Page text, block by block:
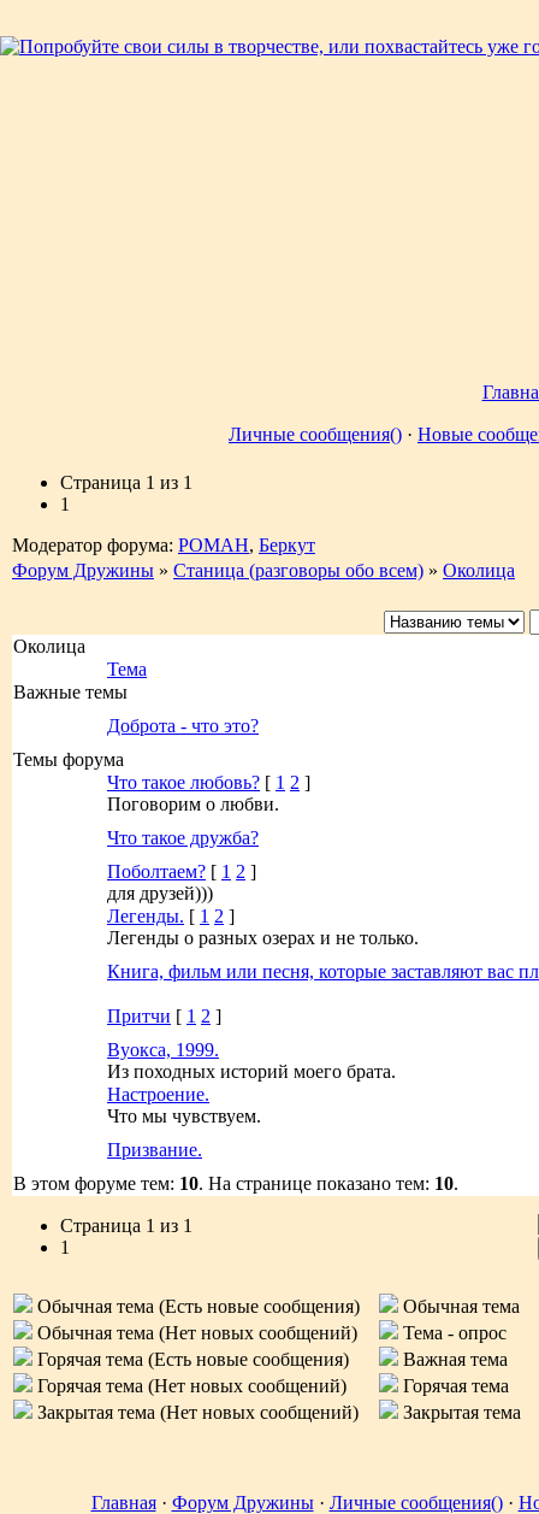
Личные сообщения() · Новые
Страница 1 из 1
1
Модератор форума: РОМАН, Беркут
Форум Дружины » Станица (разговоры обо всем) » Околица
Околица
Тема
Важные темы
Доброта - что это?
Темы форума
Что такое любовь? [ 1 2 ]
Поговорим о любви.
Что такое дружба?
Поболтаем? [ 1 2 ]
для друзей)))
Легенды. [ 1 2 ]
Легенды о разных озерах и не только.
Книга, фильм или песня, которые заставляют вас
Притчи [ 1 2 ]
Вуокса, 1999.
Из походных историй моего брата.
Настроение.
Что мы чувствуем.
Призвание.
В этом форуме тем: 10. На странице показано тем: 10.
Страница 1 из 1
1
Обычная тема (Есть новые сообщения)
Обычная тема
Обычная тема (Нет новых сообщений)
Тема - опрос
Горячая тема (Есть новые сообщения)
Важная тема
Горячая тема (Нет новых сообщений)
Горячая тема
Закрытая тема (Нет новых сообщений)
Закрытая тема
Главная· Форум Дружины· Личные сообщения()·